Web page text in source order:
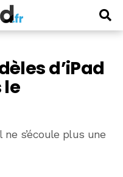
d’iPad
le
ne s’écoule plus une